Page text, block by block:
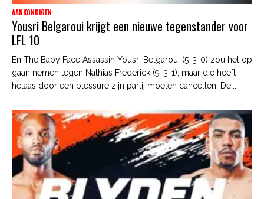
AANKONDIGEN
Yousri Belgaroui krijgt een nieuwe tegenstander voor
LFL 10
En The Baby Face Assassin Yousri Belgaroui (5-3-0) zou het op
gaan nemen tegen Nathias Frederick (9-3-1), maar die heeft
helaas door een blessure zijn partij moeten cancellen. De...